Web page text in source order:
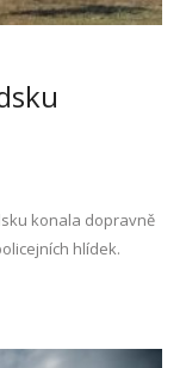
konala dopravně
hlídek.